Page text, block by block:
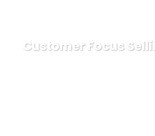
Customer Focus